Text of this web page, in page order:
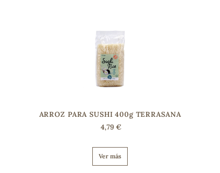
ARROZ PARA SUSHI 400g TERRASANA
4,79 €
Ver más